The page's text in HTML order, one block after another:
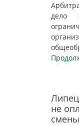
дело
не
смены